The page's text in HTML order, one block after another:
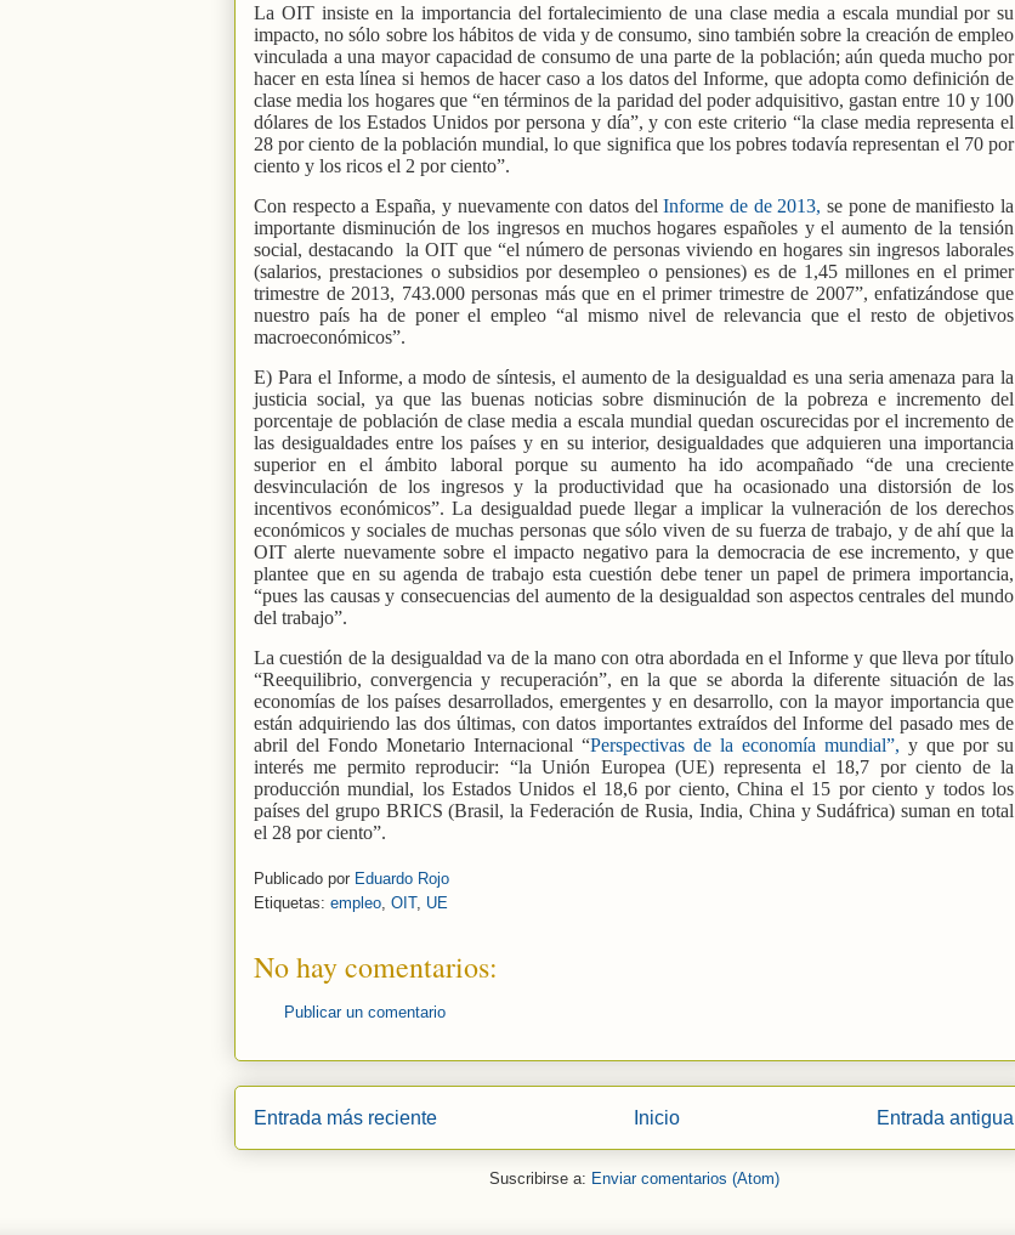
La OIT insiste en la importancia del fortalecimiento de una clase media a escala mundial por su
impacto, no sólo sobre los hábitos de vida y de consumo, sino también sobre la creación de empleo
vinculada a una mayor capacidad de consumo de una parte de la población; aún queda mucho por
hacer en esta línea si hemos de hacer caso a los datos del Informe, que adopta como definición de
clase media los hogares que “en términos de la paridad del poder adquisitivo, gastan entre 10 y 100
dólares de los Estados Unidos por persona y día”, y con este criterio “la clase media representa el
28 por ciento de la población mundial, lo que significa que los pobres todavía representan el 70 por
ciento y los ricos el 2 por ciento”.
Con respecto a España, y nuevamente con datos delInforme de de 2013, se pone de manifiesto la
importante disminución de los ingresos en muchos hogares españoles y el aumento de la tensión
social, destacando la OIT que “el número de personas viviendo en hogares sin ingresos laborales
(salarios, prestaciones o subsidios por desempleo o pensiones) es de 1,45 millones en el primer
trimestre de 2013, 743.000 personas más que en el primer trimestre de 2007”, enfatizándose que
nuestro país ha de poner el empleo “al mismo nivel de relevancia que el resto de objetivos
macroeconómicos”.
E) Para el Informe, a modo de síntesis, el aumento de la desigualdad es una seria amenaza para la
justicia social, ya que las buenas noticias sobre disminución de la pobreza e incremento del
porcentaje de población de clase media a escala mundial quedan oscurecidas por el incremento de
las desigualdades entre los países y en su interior, desigualdades que adquieren una importancia
superior en el ámbito laboral porque su aumento ha ido acompañado “de una creciente
desvinculación de los ingresos y la productividad que ha ocasionado una distorsión de los
incentivos económicos”. La desigualdad puede llegar a implicar la vulneración de los derechos
económicos y sociales de muchas personas que sólo viven de su fuerza de trabajo, y de ahí que la
OIT alerte nuevamente sobre el impacto negativo para la democracia de ese incremento, y que
plantee que en su agenda de trabajo esta cuestión debe tener un papel de primera importancia,
“pues las causas y consecuencias del aumento de la desigualdad son aspectos centrales del mundo
del trabajo”.
La cuestión de la desigualdad va de la mano con otra abordada en el Informe y que lleva por título
“Reequilibrio, convergencia y recuperación”, en la que se aborda la diferente situación de las
economías de los países desarrollados, emergentes y en desarrollo, con la mayor importancia que
están adquiriendo las dos últimas, con datos importantes extraídos del Informe del pasado mes de
abril del Fondo Monetario Internacional “Perspectivas de la economía mundial”, y que por su
interés me permito reproducir: “la Unión Europea (UE) representa el 18,7 por ciento de la
producción mundial, los Estados Unidos el 18,6 por ciento, China el 15 por ciento y todos los
países del grupo BRICS (Brasil, la Federación de Rusia, India, China y Sudáfrica) suman en total
el 28 por ciento”.
Publicado por Eduardo Rojo
Etiquetas: empleo, OIT, UE
No hay comentarios:
Publicar un comentario
Entrada más reciente Entrada antigua
Inicio
Suscribirse a: Enviar comentarios (Atom)